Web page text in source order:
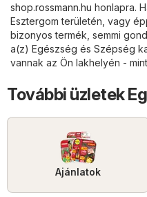
shop.rossmann.hu honlapra.
Esztergom területén, vagy
bizonyos termék, semmi
a(z) Egészség és Szépség
vannak az Ön lakhelyén -
További üzletek
Ajánlatok